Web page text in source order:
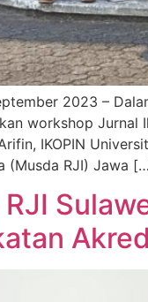
2023 –
workshop Jurnal
IKOPIN
(Musda RJI) Jawa